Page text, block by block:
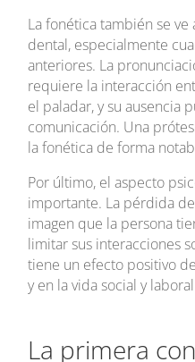
La fonética también se
dental, especialmente
anteriores. La
requiere la interacción
el paladar, y su ausencia
comunicación. Una
la fonética de forma
Por último, el aspecto
importante. La pérdida
imagen que la persona
limitar sus interacciones
tiene un efecto positivo
y en la vida social y
La primera